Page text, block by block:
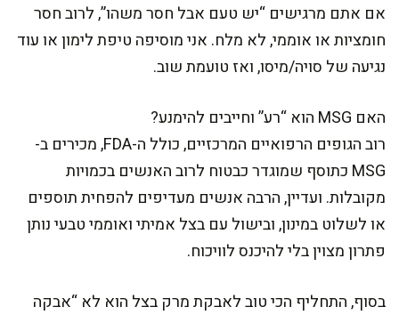
אם אתם מרגישים “יש טעם אבל חסר משהו”, לרוב חסר
חומציות או אוממי, לא מלח. אני מוסיפה טיפת לימון או עוד
נגיעה של סויה/מיסו, ואז טועמת שוב.
האם MSG הוא “רע” וחייבים להימנע?
רוב הגופים הרפואיים המרכזיים, כולל ה-FDA, מכירים ב-
MSG כתוסף שמוגדר כבטוח לרוב האנשים בכמויות
מקובלות. ועדיין, הרבה אנשים מעדיפים להפחית תוספים
או לשלוט במינון, ובישול עם בצל אמיתי ואוממי טבעי נותן
פתרון מצוין בלי להיכנס לוויכוח.
בסוף, התחליף הכי טוב לאבקת מרק בצל הוא לא “אבקה